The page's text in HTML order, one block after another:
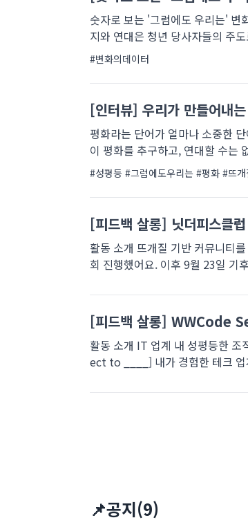
숫자로 보는 '그럼에도 우리는' 변
지와 연대은 청년 당사자들의 주
#변화의데이터
[인터뷰] 우리가 만들어내
평화라는 단어가 얼마나 소중한
이 평화를 추구하고, 연대할 수는
#성평등 #그럼에도우리는 #평화 #뜨개
[피드백 살롱] 닛더피스클럽
활동 소개 뜨개질 기반 커뮤니티
회 진행했어요. 이후 9월 23일 기
[피드백 살롱] WWCode
활동 소개 IT 업계 내 성평등한
ect to ____] 내가 경험한 테크 업
📌공지(9)